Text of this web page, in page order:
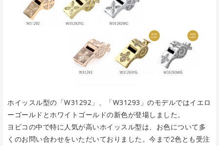
ホイッスル型の「W31292」、「W31293」のモデルではイエロ
ーゴールドとホワイトゴールドの新色が登場しました。
ヨビコの中で特に人気が高いホイッスル型は、お色について多
くのお問い合わせをいただいておりました。今まで2色とも受注